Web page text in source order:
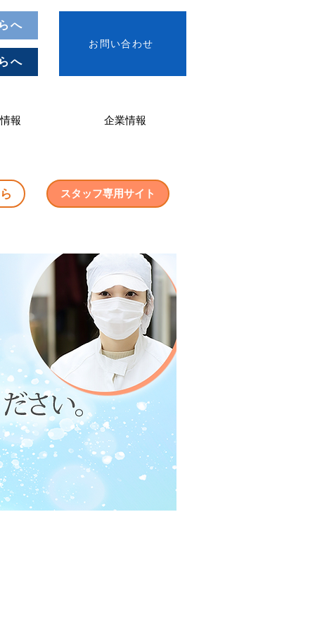
へ
へ
お問い合わせ
報 企業情報
スタッフ専用サイト